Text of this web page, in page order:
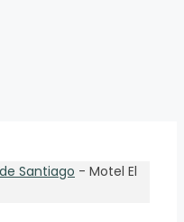
Santiago - Motel El